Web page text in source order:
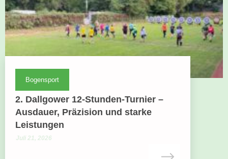
Bogensport
2. Dallgower 12-Stunden-Turnier –
Ausdauer, Präzision und starke
Leistungen
Juli 21, 2026